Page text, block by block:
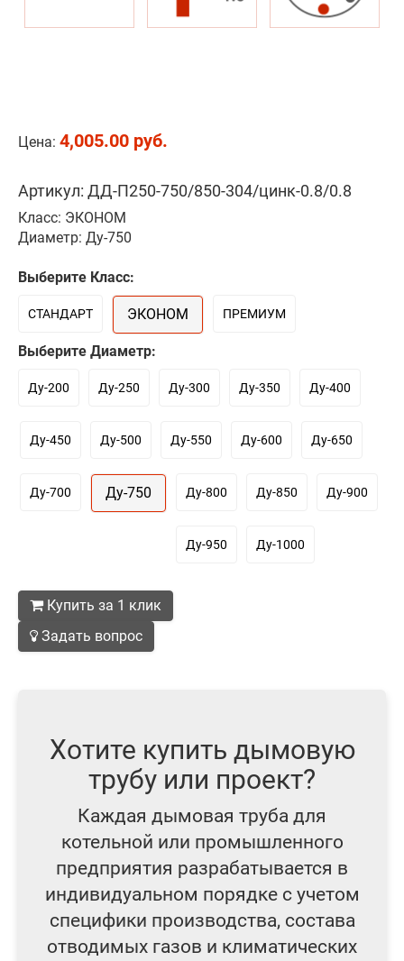
Цена: 4,005.00 руб.
Артикул: ДД-П250-750/850-304/цинк-0.8/0.8
Класс: ЭКОНОМ
Диаметр: Ду-750
Выберите Класс:
СТАНДАРТ ЭКОНОМ ПРЕМИУМ
Выберите Диаметр:
Ду-200 Ду-250 Ду-300 Ду-350 Ду-400
Ду-450 Ду-500 Ду-550 Ду-600 Ду-650
Ду-700 Ду-750 Ду-800 Ду-850 Ду-900
Ду-950 Ду-1000
Купить за 1 клик
Задать вопрос
Хотите купить дымовую
трубу или проект?
Каждая дымовая труба для
котельной или промышленного
предприятия разрабатывается в
индивидуальном порядке с учетом
специфики производства, состава
отводимых газов и климатических